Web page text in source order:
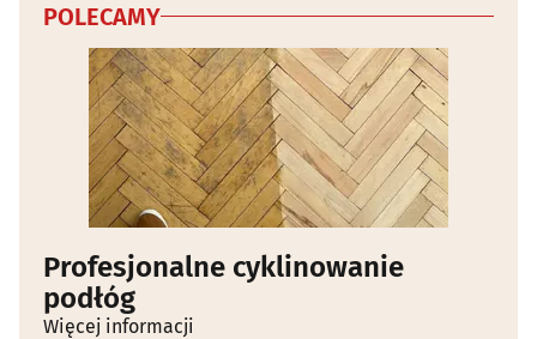
POLECAMY
Profesjonalne cyklinowanie
podłóg
Więcej informacji